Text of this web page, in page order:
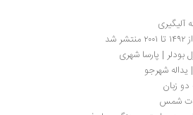
آلیگیری
بودلر | پارسا شهری
شهرجو
زبان
شمس